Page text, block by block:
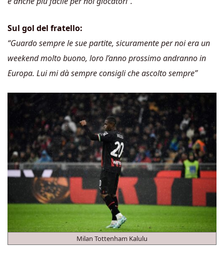
Sul gol del fratello:
“Guardo sempre le sue partite, sicuramente per noi era un
weekend molto buono, loro l’anno prossimo andranno in
Europa. Lui mi dà sempre consigli che ascolto sempre”
Milan Tottenham Kalulu